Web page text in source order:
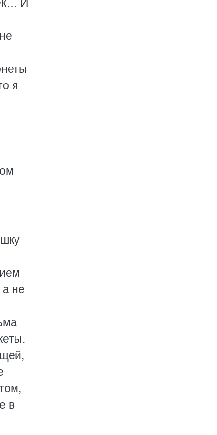
И
я
а не
в